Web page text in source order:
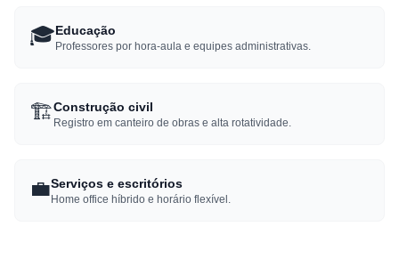
🎓Educação
Professores por hora-aula e equipes administrativas.
🏗️Construção civil
Registro em canteiro de obras e alta rotatividade.
💼Serviços e escritórios
Home office híbrido e horário flexível.